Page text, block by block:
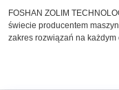
FOSHAN ZOLIM
świecie producentem
zakres rozwiązań na